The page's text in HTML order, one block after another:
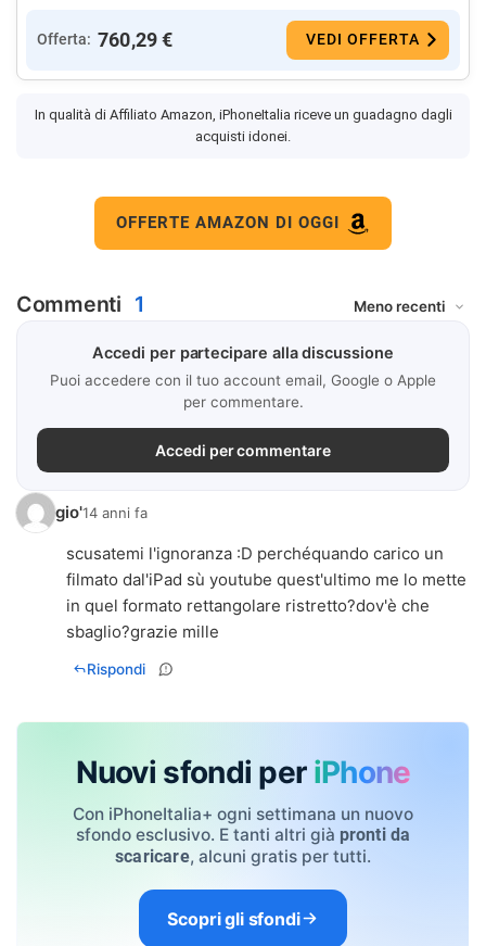
Offerta: 760,29 € VEDI OFFERTA
In qualità di Affiliato Amazon, iPhoneItalia riceve un guadagno dagli
acquisti idonei.
OFFERTE AMAZON DI OGGI
Commenti 1
Accedi per partecipare alla discussione
Puoi accedere con il tuo account email, Google o Apple
per commentare.
Accedi per commentare
gio'14 anni fa
scusatemi l'ignoranza :D perchéquando carico un
filmato dal'iPad sù youtube quest'ultimo me lo mette
in quel formato rettangolare ristretto?dov'è che
sbaglio?grazie mille
Rispondi
Nuovi sfondi per iPhone
Con iPhoneItalia+ ogni settimana un nuovo
sfondo esclusivo. E tanti altri già pronti da
scaricare, alcuni gratis per tutti.
Scopri gli sfondi